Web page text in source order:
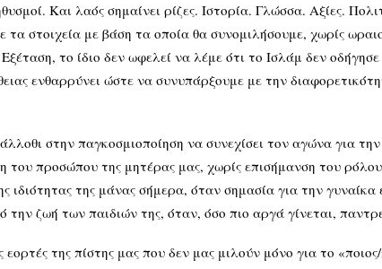
Και λαός σημαίνει ρίζες. Ιστορία. Γλώσσα. Αξίες.
στοιχεία με βάση τα οποία θα συνομιλήσουμε, χωρίς
το ίδιο δεν ωφελεί να λέμε ότι το Ισλάμ δεν
ενθαρρύνει ώστε να συνυπάρξουμε με την
παγκοσμιοποίηση να συνεχίσει τον αγώνα για την
προσώπου της μητέρας μας, χωρίς επισήμανση του
ιδιότητας της μάνας σήμερα, όταν σημασία για την
ζωή των παιδιών της, όταν, όσο πιο αργά γίνεται,
της πίστης μας που δεν μας μιλούν μόνο για το